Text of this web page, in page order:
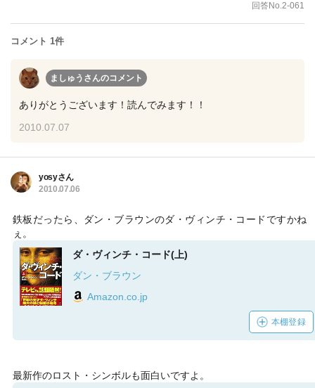
回答No.2-061
コメント 1件
ましゅうさんのコメント
ありがとうございます！読んでみます！！
2010.07.07
yosyさん
2010.07.06
鉄板だったら、ダン・ブラウンのダ・ヴィンチ・コードですかね
ぇ。
ダ・ヴィンチ・コード(上)
ダン・ブラウン
Amazon.co.jp
本棚登録
最新作のロスト・シンボルも面白いですよ。